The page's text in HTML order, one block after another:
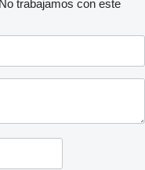
No trabajamos con este